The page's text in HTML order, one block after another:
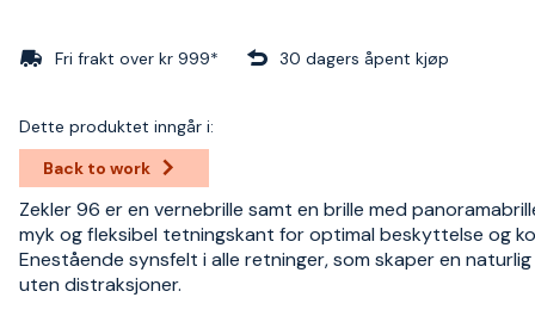
Fri frakt over kr 999* 30 dagers åpent kjøp
Dette produktet inngår i:
Back to work
Zekler 96 er en vernebrille samt en brille med
myk og fleksibel tetningskant for optimal beskyttelse og
Enestående synsfelt i alle retninger, som skaper en
uten distraksjoner.